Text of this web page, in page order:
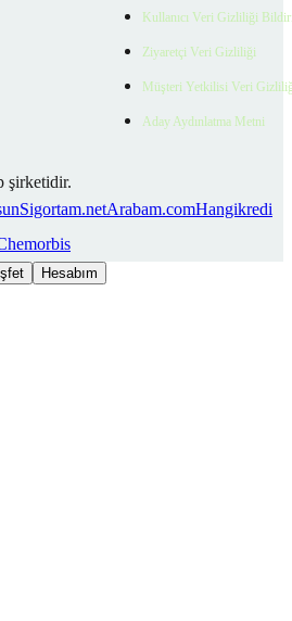
Kullanıcı Veri Gizliliği
Ziyaretçi Veri Gizliliği
Müşteri Yetkilisi Veri
Aday Aydınlatma Metni
şirketidir.
Sigortam.netArabam.comHangikredi
Hesabım